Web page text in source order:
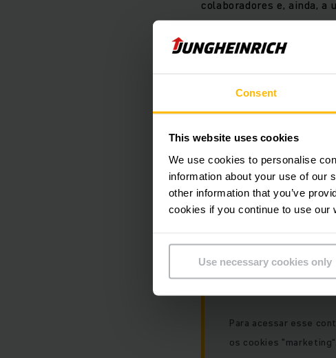
Consent
This website uses cookies
We use cookies to personalise
information about your use of our
other information that you’ve
cookies if you continue to use our
Use necessary cookies only
colaboradores e, ainda,
Momentos
Para exibir o
consentimento.
Infelizmente, não
preferências de
Para acessar esse
os cookies "marketing“.